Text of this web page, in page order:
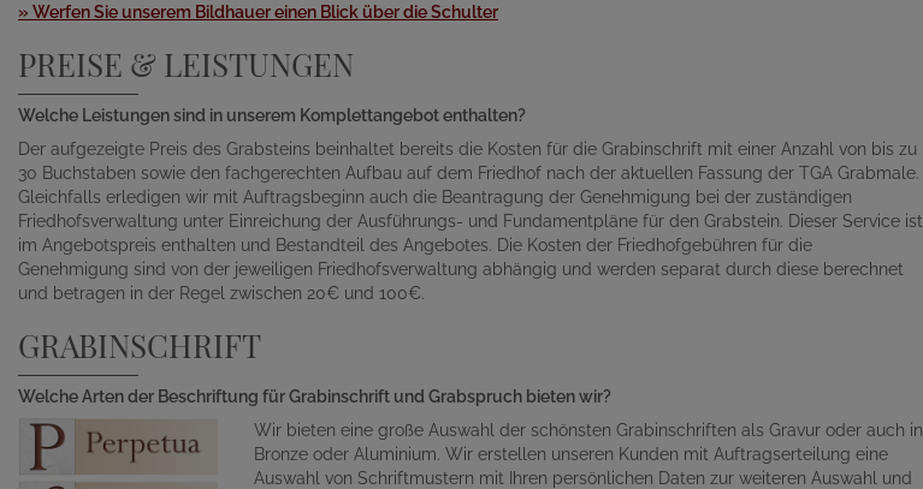
» Werfen Sie unserem Bildhauer einen Blick über die Schulter
PREISE & LEISTUNGEN
Welche Leistungen sind in unserem Komplettangebot enthalten?
Der aufgezeigte Preis des Grabsteins beinhaltet bereits die Kosten für die Grabinschrift mit einer Anzahl von bis zu
30 Buchstaben sowie den fachgerechten Aufbau auf dem Friedhof nach der aktuellen Fassung der TGA Grabmale.
Gleichfalls erledigen wir mit Auftragsbeginn auch die Beantragung der Genehmigung bei der zuständigen
Friedhofsverwaltung unter Einreichung der Ausführungs- und Fundamentpläne für den Grabstein. Dieser Service ist
im Angebotspreis enthalten und Bestandteil des Angebotes. Die Kosten der Friedhofgebühren für die
Genehmigung sind von der jeweiligen Friedhofsverwaltung abhängig und werden separat durch diese berechnet
und betragen in der Regel zwischen 20€ und 100€.
GRABINSCHRIFT
Welche Arten der Beschriftung für Grabinschrift und Grabspruch bieten wir?
Wir bieten eine große Auswahl der schönsten Grabinschriften als Gravur oder auch in
Bronze oder Aluminium. Wir erstellen unseren Kunden mit Auftragserteilung eine
Auswahl von Schriftmustern mit Ihren persönlichen Daten zur weiteren Auswahl und